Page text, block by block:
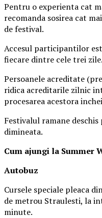
Pentru o experienta cat
recomanda sosirea cat
de festival.
Accesul participantilor
fiecare dintre cele trei zile.
Persoanele acreditate
ridica acreditarile zilnic
procesarea acestora
Festivalul ramane
dimineata.
Cum ajungi la Summer
Autobuz
Cursele speciale pleaca
de metrou Straulesti, la
minute.